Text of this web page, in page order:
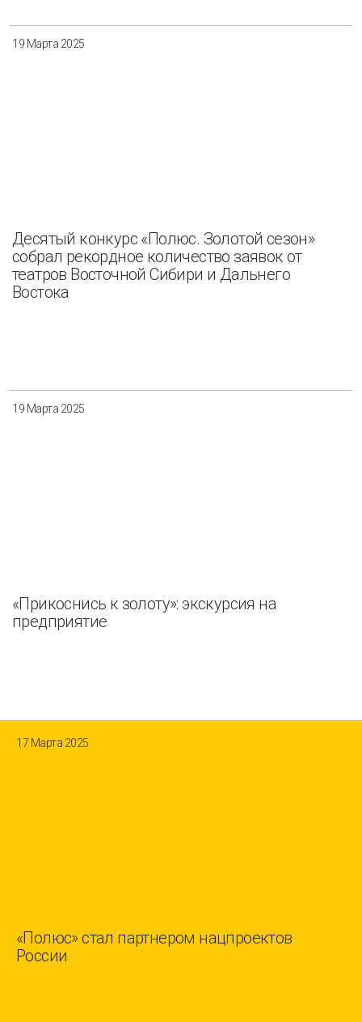
19 Марта 2025
Десятый конкурс «Полюс. Золотой сезон»
собрал рекордное количество заявок от
театров Восточной Сибири и Дальнего
Востока
19 Марта 2025
«Прикоснись к золоту»: экскурсия на
предприятие
17 Марта 2025
«Полюс» стал партнером нацпроектов
России